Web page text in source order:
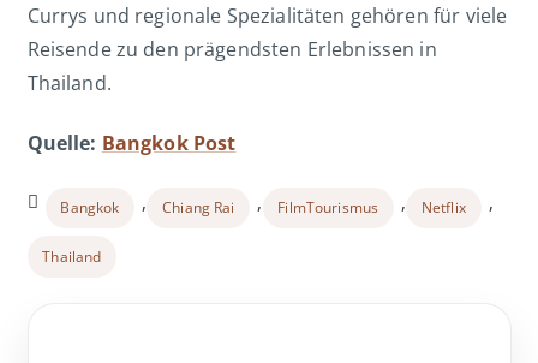
Currys und regionale Spezialitäten gehören für viele
Reisende zu den prägendsten Erlebnissen in
Thailand.
Quelle: Bangkok Post
Bangkok , Chiang Rai , FilmTourismus , Netflix ,
Thailand